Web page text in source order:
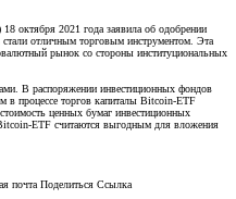
октября 2021 года заявила об одобрении
отличным торговым инструментом. Эта
рынок со стороны институциональных
В распоряжении инвестиционных фондов
в процессе торгов капиталы Bitcoin-ETF
ценных бумаг инвестиционных
ETF считаются выгодным для вложения
почта Поделиться Ссылка